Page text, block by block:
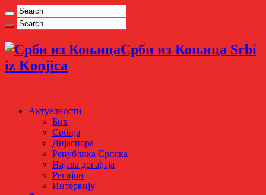
Срби из Коњица Srbi
iz Konjica
Актуелности
Бих
Србија
Дијаспора
Република Српска
Најава догађаја
Регијон
Интервију